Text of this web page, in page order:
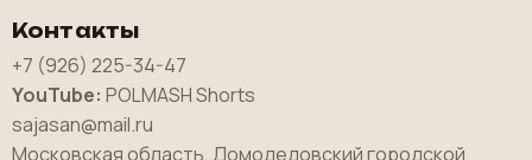
Контакты
+7 (926) 225-34-47
YouTube: POLMASH Shorts
sajasan@mail.ru
Московская область, Домодедовский городской